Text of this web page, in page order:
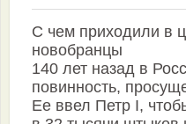
С чем приходили в
новобранцы
140 лет назад в
повинность,
Ее ввел Петр I,